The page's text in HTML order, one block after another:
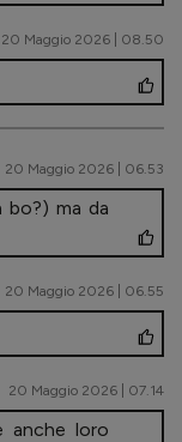
20 Maggio 2026 | 08.50
20 Maggio 2026 | 06.53
bo?) ma da
20 Maggio 2026 | 06.55
20 Maggio 2026 | 07.14
anche loro